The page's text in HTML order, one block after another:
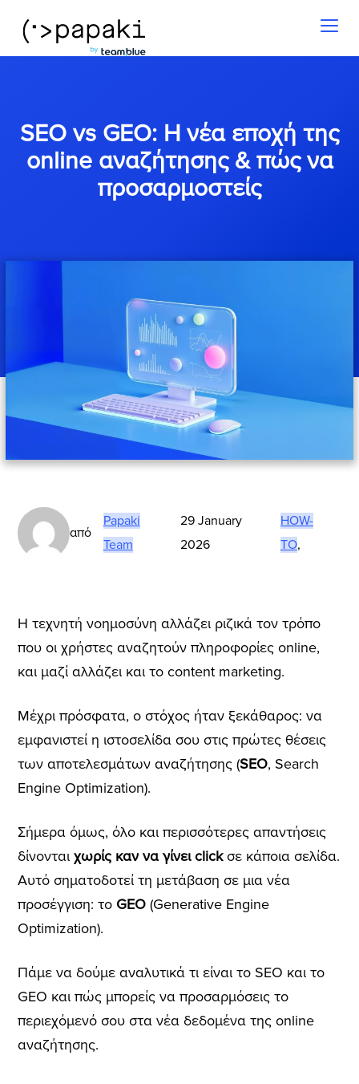
SEO vs GEO: Η νέα εποχή της
online αναζήτησης & πώς να
προσαρμοστείς
από
Papaki
Team
29 January
2026
HOW-
TO,
Η τεχνητή νοημοσύνη αλλάζει ριζικά τον τρόπο
που οι χρήστες αναζητούν πληροφορίες online,
και μαζί αλλάζει και το content marketing.
Μέχρι πρόσφατα, ο στόχος ήταν ξεκάθαρος: να
εμφανιστεί η ιστοσελίδα σου στις πρώτες θέσεις
των αποτελεσμάτων αναζήτησης (SEO, Search
Engine Optimization).
Σήμερα όμως, όλο και περισσότερες απαντήσεις
δίνονταιχωρίς καν να γίνει clickσε κάποια σελίδα.
Αυτό σηματοδοτεί τη μετάβαση σε μια νέα
προσέγγιση: τοGEO(Generative Engine
Optimization).
Πάμε να δούμε αναλυτικά τι είναι το SEO και το
GEO και πώς μπορείς να προσαρμόσεις το
περιεχόμενό σου στα νέα δεδομένα της online
αναζήτησης.